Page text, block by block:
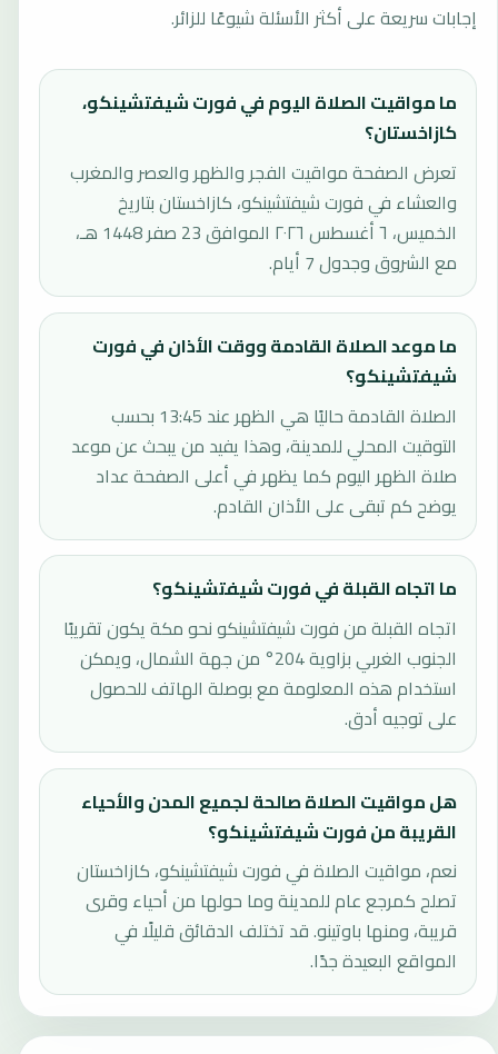
إجابات سريعة على أكثر الأسئلة شيوعًا للزائر.
ما مواقيت الصلاة اليوم في فورت شيفتشينكو،
كازاخستان؟
تعرض الصفحة مواقيت الفجر والظهر والعصر والمغرب
والعشاء في فورت شيفتشينكو، كازاخستان بتاريخ
الخميس، ٦ أغسطس ٢٠٢٦ الموافق 23 صفر 1448 هـ،
مع الشروق وجدول 7 أيام.
ما موعد الصلاة القادمة ووقت الأذان في فورت
شيفتشينكو؟
الصلاة القادمة حاليًا هي الظهر عند 13:45 بحسب
التوقيت المحلي للمدينة، وهذا يفيد من يبحث عن موعد
صلاة الظهر اليوم كما يظهر في أعلى الصفحة عداد
يوضح كم تبقى على الأذان القادم.
ما اتجاه القبلة في فورت شيفتشينكو؟
اتجاه القبلة من فورت شيفتشينكو نحو مكة يكون تقريبًا
الجنوب الغربي بزاوية 204° من جهة الشمال، ويمكن
استخدام هذه المعلومة مع بوصلة الهاتف للحصول
على توجيه أدق.
هل مواقيت الصلاة صالحة لجميع المدن والأحياء
القريبة من فورت شيفتشينكو؟
نعم، مواقيت الصلاة في فورت شيفتشينكو، كازاخستان
تصلح كمرجع عام للمدينة وما حولها من أحياء وقرى
قريبة، ومنها باوتينو. قد تختلف الدقائق قليلًا في
المواقع البعيدة جدًا.